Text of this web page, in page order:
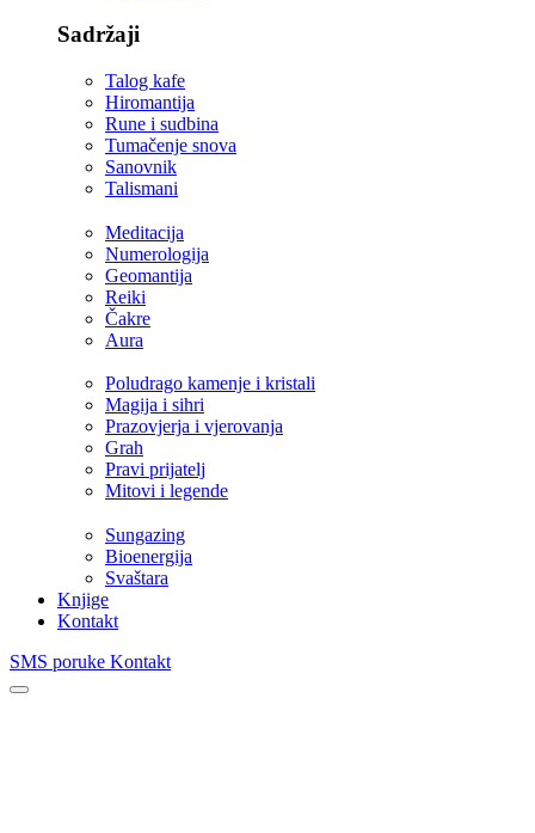
Sadržaji
Talog kafe
Hiromantija
Rune i sudbina
Tumačenje snova
Sanovnik
Talismani
Meditacija
Numerologija
Geomantija
Reiki
Čakre
Aura
Poludrago kamenje i kristali
Magija i sihri
Prazovjerja i vjerovanja
Grah
Pravi prijatelj
Mitovi i legende
Sungazing
Bioenergija
Svaštara
Knjige
Kontakt
SMS poruke Kontakt